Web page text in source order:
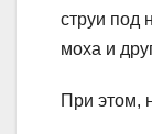
струи под
моха и
При этом,